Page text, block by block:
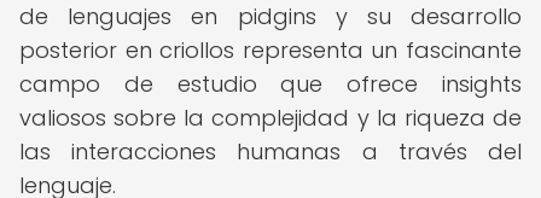
de lenguajes en pidgins y su desarrollo
posterior en criollos representa un fascinante
campo de estudio que ofrece insights
valiosos sobre la complejidad y la riqueza de
las interacciones humanas a través del
lenguaje.